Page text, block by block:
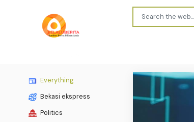
Everything
Bekasi ekspress
Politics